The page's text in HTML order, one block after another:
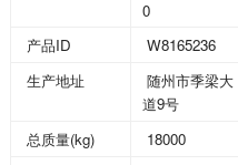
0
产品ID W8165236
生产地址
随州市季梁大
道9号
总质量(kg) 18000